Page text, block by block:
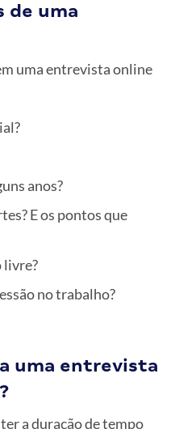
de uma
uma entrevista online
anos?
E os pontos que
livre?
no trabalho?
uma entrevista
a duração de tempo